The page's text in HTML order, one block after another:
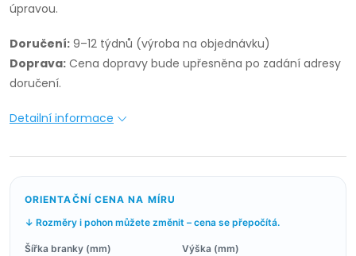
úpravou.
Doručení: 9–12 týdnů (výroba na objednávku)
Doprava: Cena dopravy bude upřesněna po zadání adresy
doručení.
Detailní informace
ORIENTAČNÍ CENA NA MÍRU
↓ Rozměry i pohon můžete změnit – cena se přepočítá.
Šířka branky (mm) Výška (mm)